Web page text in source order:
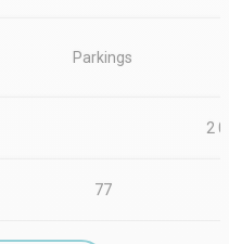
Parkings
2
77